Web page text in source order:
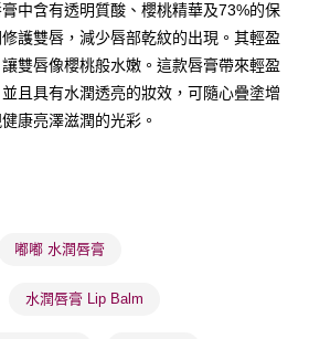
3個工作天送達
或以上免運費
後1-3個工作天送達
或以上免運費
或以上免運費
。確認發貨後2-5個工作天到店，3天內
會安排重寄
中含有透明質酸、櫻桃精華及73%的保
護雙唇，減少唇部乾紋的出現。其輕盈
雙唇像櫻桃般水嫩。這款唇膏帶來輕盈
且具有水潤透亮的妝效，可隨心疊塗增
康亮澤滋潤的光彩。
嘟嘟 水潤唇膏
水潤唇膏 Lip Balm